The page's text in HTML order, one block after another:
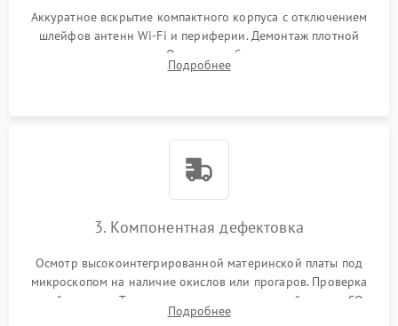
Аккуратное вскрытие компактного корпуса с отключением
шлейфов антенн Wi-Fi и периферии. Демонтаж плотной
системы охлаждения. Очистка турбины и радиатора от
спрессованной пыли антистатической кистью и сжатым
Подробнее
3. Компонентная дефектовка
Осмотр высокоинтегрированной материнской платы под
микроскопом на наличие окислов или прогаров. Проверка
цепей питания. Тестирование съемных модулей памяти SO-
DIMM и накопителей M.2 на стенде для выявления сбоев.
Подробнее